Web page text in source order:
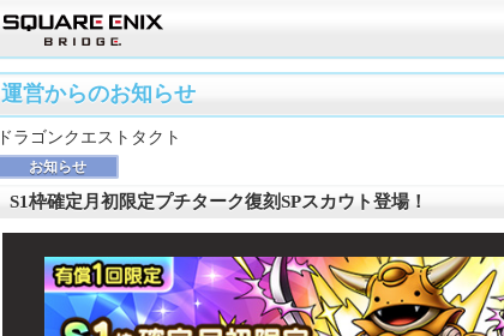
運営からのお知らせ
ドラゴンクエストタクト
お知らせ
S1枠確定月初限定プチターク復刻SPスカウト登場！